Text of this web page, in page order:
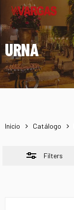
Skip
main
content
URNA
Inicio Catálogo
Filters